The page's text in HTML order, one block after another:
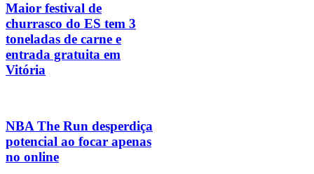
Maior festival de
churrasco do ES tem 3
toneladas de carne e
entrada gratuita em
Vitória
NBA The Run desperdiça
potencial ao focar apenas
no online